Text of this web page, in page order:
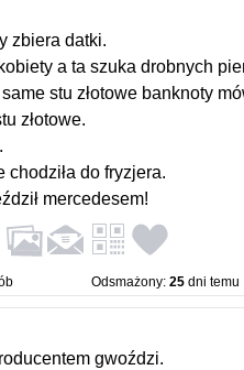
zbiera datki.
a ta szuka drobnych
stu złotowe banknoty
złotowe.
chodziła do fryzjera.
mercedesem!
Odsmażony: 25dni temu
gwoździ.